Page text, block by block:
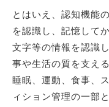
とはいえ、認知機能
を認識し、記憶して
文字等の情報を認識
事や生活の質を支え
睡眠、運動、食事、
ィション管理の一部